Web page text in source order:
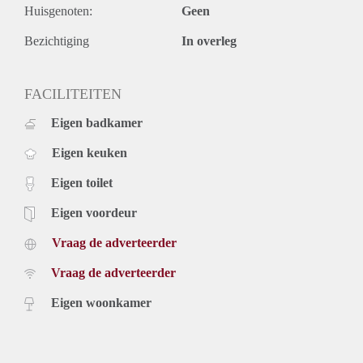
Huisgenoten: Geen
Bezichtiging In overleg
FACILITEITEN
Eigen badkamer
Eigen keuken
Eigen toilet
Eigen voordeur
Vraag de adverteerder
Vraag de adverteerder
Eigen woonkamer